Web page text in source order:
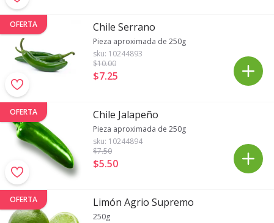
OFERTA Chile Serrano
Pieza aproximada de 250g
sku: 10244893
$10.00
$7.25
OFERTA Chile Jalapeño
Pieza aproximada de 250g
sku: 10244894
$7.50
$5.50
OFERTA Limón Agrio Supremo
250g